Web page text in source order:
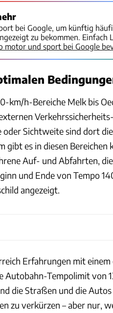
bei Google, um künftig
zu bekommen. Einfach
motor und sport bei Google
km/h-Bereiche Melk bis
Sichtweite sind dort
gibt es in diesen Bereichen
Auf- und Abfahrten,
und Ende von Tempo
angezeigt.
Erfahrungen mit einem
Autobahn-Tempolimit von
die Straßen und die
zu verkürzen – aber nur,